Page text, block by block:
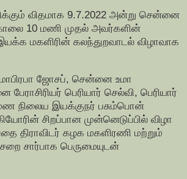
விதமாக 9.7.2022 அன்று சென்னை
காலை 10 மணி முதல் அவர்களின்
மகளிரின் கலந்துறவாடல் விழாவாக
ஜோசப், சென்னை உமா
பெரியார் செல்வி, பெரியார்
நிலைய இயக்குநர் பசும்பொன்
சிறப்பான முன்னெடுப்பில் விழா
திராவிடர் கழக மகளிரணி மற்றும்
சார்பாக பெருமையுடன்